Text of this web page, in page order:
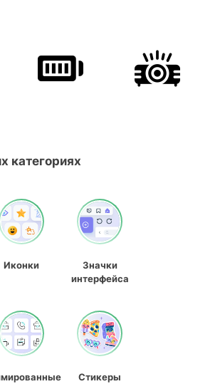
категориях
Иконки
Значки
интерфейса
Стикеры